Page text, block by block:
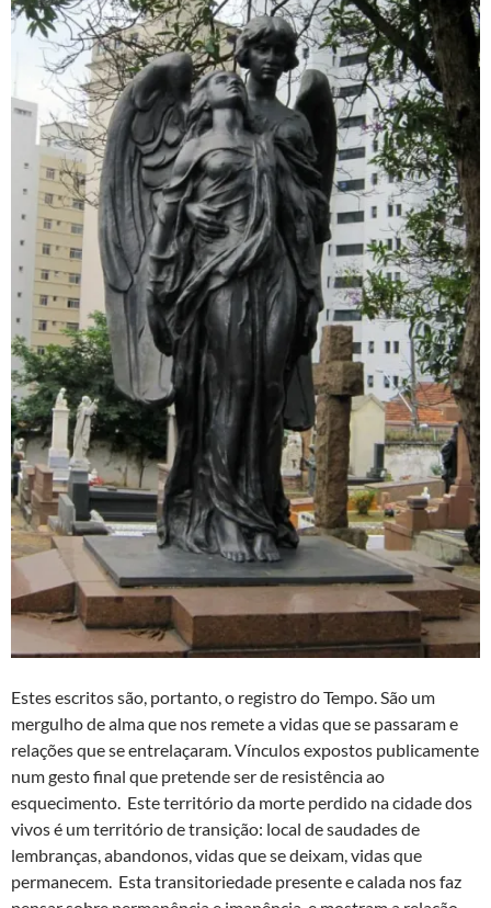
Estes escritos são, portanto, o registro do Tempo. São um
mergulho de alma que nos remete a vidas que se passaram e
relações que se entrelaçaram. Vínculos expostos publicamente
num gesto final que pretende ser de resistência ao
esquecimento. Este território da morte perdido na cidade dos
vivos é um território de transição: local de saudades de
lembranças, abandonos, vidas que se deixam, vidas que
permanecem. Esta transitoriedade presente e calada nos faz